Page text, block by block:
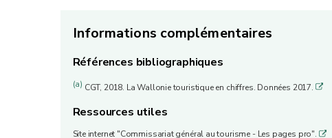
Informations complémentaires
Références bibliographiques
(a) CGT, 2018. La Wallonie touristique en chiffres. Données 2017. q
Ressources utiles
Site internet "Commissariat général au tourisme - Les pages pro". q